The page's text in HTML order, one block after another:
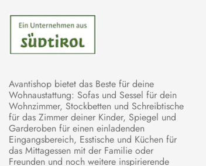
Avantishop bietet das Beste für deine
Wohnaustattung: Sofas und Sessel für dein
Wohnzimmer, Stockbetten und Schreibtische
für das Zimmer deiner Kinder, Spiegel und
Garderoben für einen einladenden
Eingangsbereich, Esstische und Küchen für
das Mittagessen mit der Familie oder
Freunden und noch weitere inspirierende